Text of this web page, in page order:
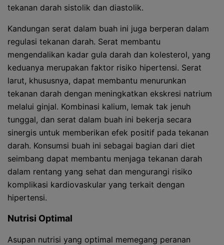
tekanan darah sistolik dan diastolik.
Kandungan serat dalam buah ini juga berperan dalam
regulasi tekanan darah. Serat membantu
mengendalikan kadar gula darah dan kolesterol, yang
keduanya merupakan faktor risiko hipertensi. Serat
larut, khususnya, dapat membantu menurunkan
tekanan darah dengan meningkatkan ekskresi natrium
melalui ginjal. Kombinasi kalium, lemak tak jenuh
tunggal, dan serat dalam buah ini bekerja secara
sinergis untuk memberikan efek positif pada tekanan
darah. Konsumsi buah ini sebagai bagian dari diet
seimbang dapat membantu menjaga tekanan darah
dalam rentang yang sehat dan mengurangi risiko
komplikasi kardiovaskular yang terkait dengan
hipertensi.
Nutrisi Optimal
Asupan nutrisi yang optimal memegang peranan